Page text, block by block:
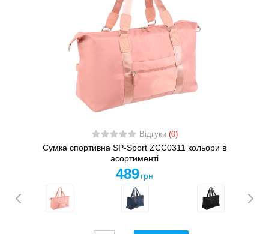
Відгуки (0)
Сумка спортивна SP-Sport ZCC0311 кольори в
асортименті
489 грн